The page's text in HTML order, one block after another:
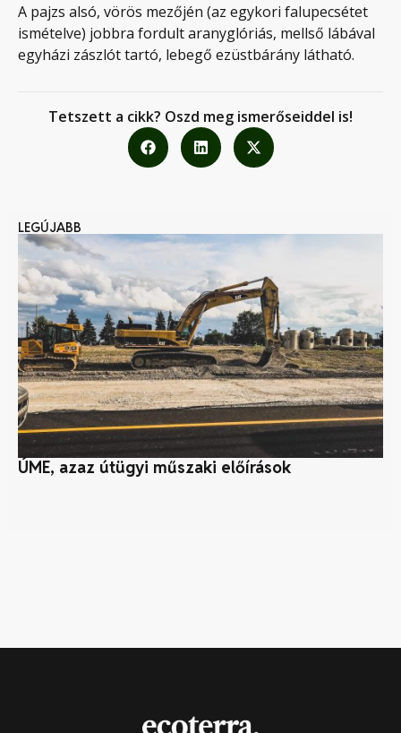
A pajzs alsó, vörös mezőjén (az egykori falupecsétet
ismételve) jobbra fordult aranyglóriás, mellső lábával
egyházi zászlót tartó, lebegő ezüstbárány látható.
Tetszett a cikk? Oszd meg ismerőseiddel is!
LEGÚJABB
ÚME, azaz útügyi műszaki előírások